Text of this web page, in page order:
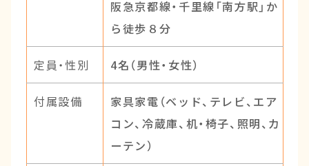
阪急京都線・千里線「南方駅」か
ら徒歩８分
定員・性別 4名（男性・女性）
付属設備
家具家電（ベッド、テレビ、エア
コン、冷蔵庫、机・椅子、照明、カ
ーテン）